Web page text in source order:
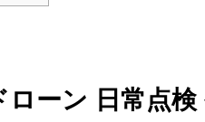
ローン 日常点